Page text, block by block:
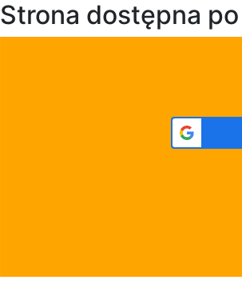
Strona dostępna